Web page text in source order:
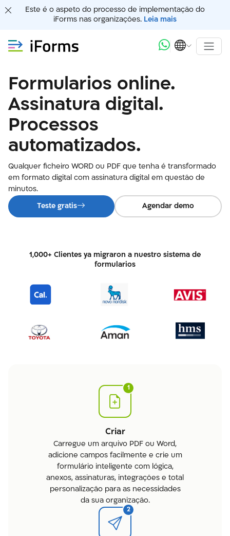
Este é o aspeto do processo de implementação do
iForms nas organizações. Leia mais
Formularios online.
Assinatura digital.
Processos
automatizados.
Teste gratis Agendar demo
Qualquer ficheiro WORD ou PDF que tenha é transformado
em formato digital com assinatura digital em questão de
minutos.
1,000+ Clientes ya migraron a nuestro sistema de
formularios
1
Criar
Carregue um arquivo PDF ou Word,
adicione campos facilmente e crie um
formulário inteligente com lógica,
anexos, assinaturas, integrações e total
personalização para as necessidades
da sua organização.
2